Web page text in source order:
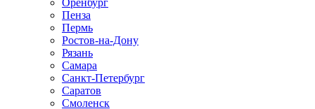
Оренбург
Пенза
Пермь
Ростов-на-Дону
Рязань
Самара
Санкт-Петербург
Саратов
Смоленск